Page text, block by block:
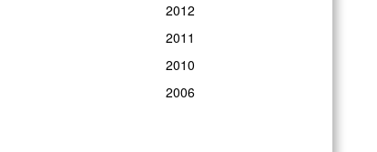
2012
2011
2010
2006